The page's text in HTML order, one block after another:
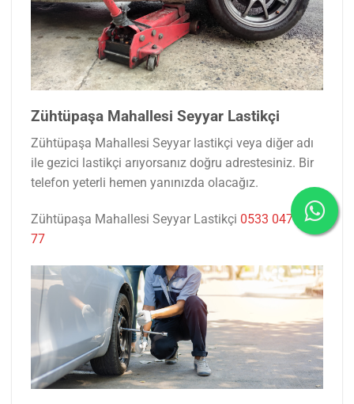
Zühtüpaşa Mahallesi Seyyar Lastikçi
Zühtüpaşa Mahallesi Seyyar lastikçi veya diğer adı
ile gezici lastikçi arıyorsanız doğru adrestesiniz. Bir
telefon yeterli hemen yanınızda olacağız.
Zühtüpaşa Mahallesi Seyyar Lastikçi 0533 047 53
77